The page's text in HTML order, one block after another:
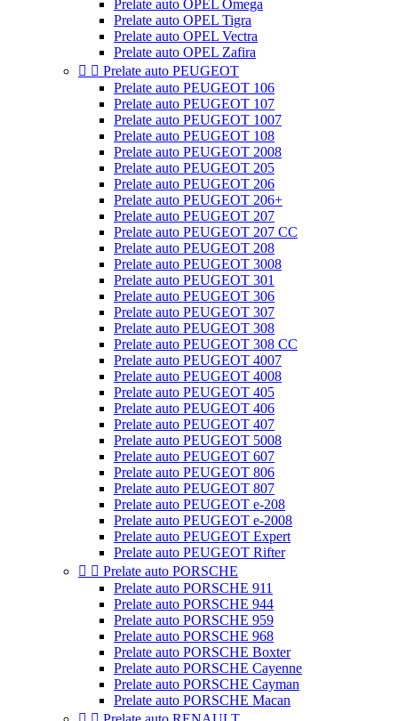
Prelate auto OPEL Omega
Prelate auto OPEL Tigra
Prelate auto OPEL Vectra
Prelate auto OPEL Zafira
  Prelate auto PEUGEOT
Prelate auto PEUGEOT 106
Prelate auto PEUGEOT 107
Prelate auto PEUGEOT 1007
Prelate auto PEUGEOT 108
Prelate auto PEUGEOT 2008
Prelate auto PEUGEOT 205
Prelate auto PEUGEOT 206
Prelate auto PEUGEOT 206+
Prelate auto PEUGEOT 207
Prelate auto PEUGEOT 207 CC
Prelate auto PEUGEOT 208
Prelate auto PEUGEOT 3008
Prelate auto PEUGEOT 301
Prelate auto PEUGEOT 306
Prelate auto PEUGEOT 307
Prelate auto PEUGEOT 308
Prelate auto PEUGEOT 308 CC
Prelate auto PEUGEOT 4007
Prelate auto PEUGEOT 4008
Prelate auto PEUGEOT 405
Prelate auto PEUGEOT 406
Prelate auto PEUGEOT 407
Prelate auto PEUGEOT 5008
Prelate auto PEUGEOT 607
Prelate auto PEUGEOT 806
Prelate auto PEUGEOT 807
Prelate auto PEUGEOT e-208
Prelate auto PEUGEOT e-2008
Prelate auto PEUGEOT Expert
Prelate auto PEUGEOT Rifter
  Prelate auto PORSCHE
Prelate auto PORSCHE 911
Prelate auto PORSCHE 944
Prelate auto PORSCHE 959
Prelate auto PORSCHE 968
Prelate auto PORSCHE Boxter
Prelate auto PORSCHE Cayenne
Prelate auto PORSCHE Cayman
Prelate auto PORSCHE Macan